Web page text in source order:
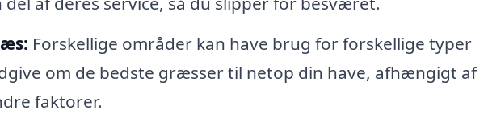
Forskellige områder kan have brug for forskellige typer
om de bedste græsser til netop din have, afhængigt af
faktorer.